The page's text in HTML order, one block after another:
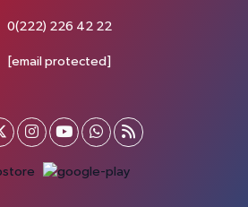
0(222) 226 42 22
[email protected]